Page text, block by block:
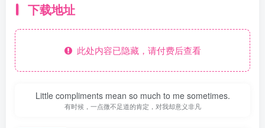
下载地址
此处内容已隐藏，请付费后查看
Little compliments mean so much to me sometimes.
有时候，一点微不足道的肯定，对我却意义非凡